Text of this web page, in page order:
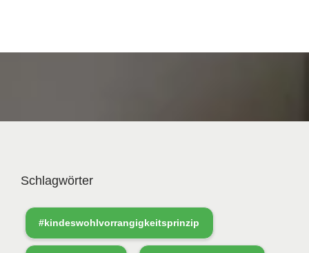
Schlagwörter
#kindeswohlvorrangigkeitsprinzip